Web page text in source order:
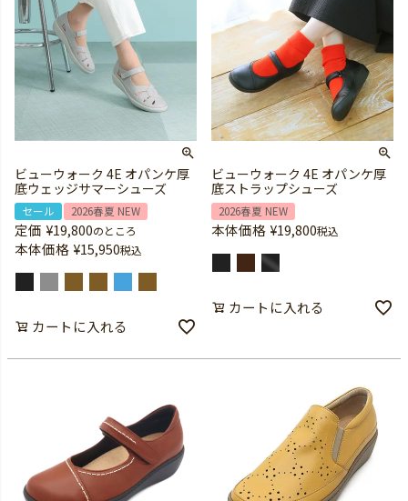
ビューウォーク 4E オパンケ厚
底ウェッジサマーシューズ
セール 2026春夏 NEW
定価 ¥19,800のところ
本体価格 ¥15,950税込
カートに入れる
ビューウォーク 4E オパンケ厚
底ストラップシューズ
2026春夏 NEW
本体価格 ¥19,800税込
カートに入れる